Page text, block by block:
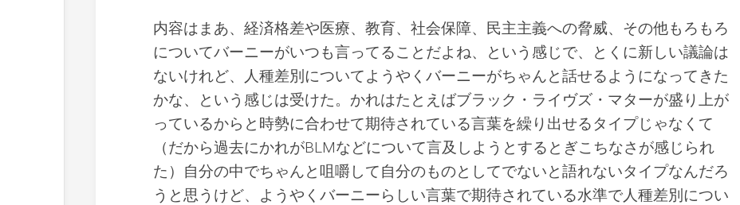
内容はまあ、経済格差や医療、教育、社会保障、民主主義への脅威、その他もろもろ
についてバーニーがいつも言ってることだよね、という感じで、とくに新しい議論は
ないけれど、人種差別についてようやくバーニーがちゃんと話せるようになってきた
かな、という感じは受けた。かれはたとえばブラック・ライヴズ・マターが盛り上が
っているからと時勢に合わせて期待されている言葉を繰り出せるタイプじゃなくて
（だから過去にかれがBLMなどについて言及しようとするとぎこちなさが感じられ
た）自分の中でちゃんと咀嚼して自分のものとしてでないと語れないタイプなんだろ
うと思うけど、ようやくバーニーらしい言葉で期待されている水準で人種差別につい